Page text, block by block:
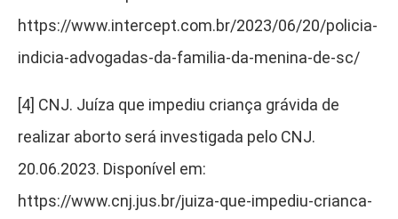
https://www.intercept.com.br/2023/06/20/policia-
indicia-advogadas-da-familia-da-menina-de-sc/
[4] CNJ. Juíza que impediu criança grávida de
realizar aborto será investigada pelo CNJ.
20.06.2023. Disponível em:
https://www.cnj.jus.br/juiza-que-impediu-crianca-